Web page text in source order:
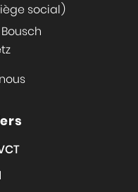
social)